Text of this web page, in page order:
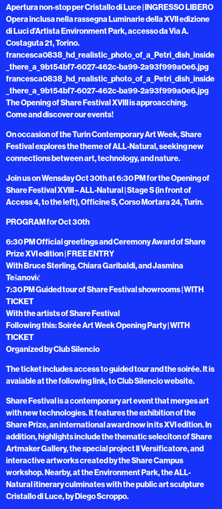
Apertura non-stop per Cristallo di Luce | INGRESSO LIBERO
Opera inclusa nella rassegna Luminarie della XVII edizione
di Luci d’Artista Environment Park, accesso da Via A.
Costaguta 21, Torino.
francesca0838_hd_realistic_photo_of_a_Petri_dish_inside
_there_a_9b154bf7-6027-462c-ba99-2a93f999a0e6.jpg
francesca0838_hd_realistic_photo_of_a_Petri_dish_inside
_there_a_9b154bf7-6027-462c-ba99-2a93f999a0e6.jpg
The Opening of Share Festival XVIII is approacching.
Come and discover our events!
On occasion of the Turin Contemporary Art Week, Share
Festival explores the theme of ALL-Natural, seeking new
connections between art, technology, and nature.
Join us on Wensday Oct 30th at 6:30 PM for the Opening of
Share Festival XVIII – ALL-Natural | Stage S (in front of
Access 4, to the left), Officine S, Corso Mortara 24, Turin.
PROGRAM for Oct 30th
6:30 PM Official greetings and Ceremony Award of Share
Prize XVI edition | FREE ENTRY
With Bruce Sterling, Chiara Garibaldi, and Jasmina
Tešanović
7:30 PM Guided tour of Share Festival showrooms | WITH
TICKET
With the artists of Share Festival
Following this: Soirée Art Week Opening Party | WITH
TICKET
Organized by Club Silencio
The ticket includes access to guided tour and the soirée. It is
avaiable at the following link, to Club Silencio website.
Share Festival is a contemporary art event that merges art
with new technologies. It features the exhibition of the
Share Prize, an international award now in its XVI edition. In
addition, highlights include the thematic seleciton of Share
Artmaker Gallery, the special project Il Versificatore, and
interactive artworks created by the Share Campus
workshop. Nearby, at the Environment Park, the ALL-
Natural itinerary culminates with the public art sculpture
Cristallo di Luce, by Diego Scroppo.